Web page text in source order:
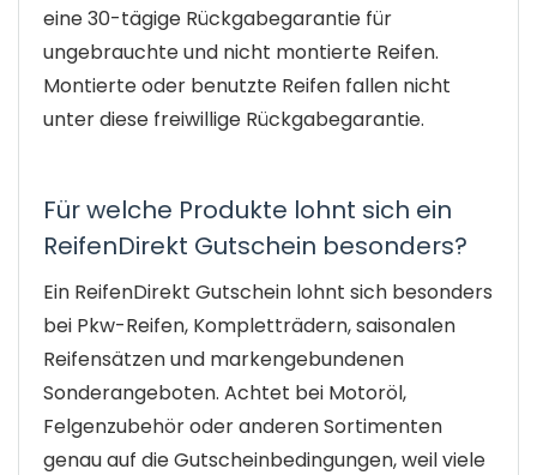
eine 30-tägige Rückgabegarantie für
ungebrauchte und nicht montierte Reifen.
Montierte oder benutzte Reifen fallen nicht
unter diese freiwillige Rückgabegarantie.
Für welche Produkte lohnt sich ein
ReifenDirekt Gutschein besonders?
Ein ReifenDirekt Gutschein lohnt sich besonders
bei Pkw-Reifen, Kompletträdern, saisonalen
Reifensätzen und markengebundenen
Sonderangeboten. Achtet bei Motoröl,
Felgenzubehör oder anderen Sortimenten
genau auf die Gutscheinbedingungen, weil viele